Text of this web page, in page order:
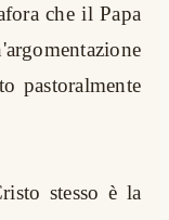
che il Papa
pastoralmente
stesso è la